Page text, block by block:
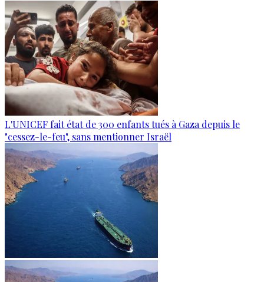
L'UNICEF fait état de 300 enfants tués à Gaza depuis le
"cessez-le-feu", sans mentionner Israël